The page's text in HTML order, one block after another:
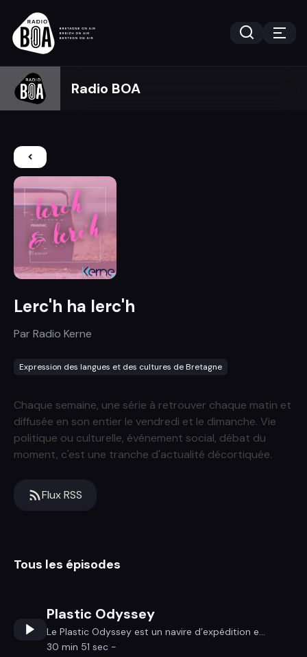
Radio BOA
Lerc'h ha lerc'h
ParRadio Kerne
Expression des langues et des cultures de Bretagne
Chaque semaine, une série à retrouver chaque matin et
diffusée en son entier le vendredi et le dimanche. Vie
politique ou culturelle, événement social, débat du
moment, c'est une tranche d'actualité décortiquée.
Flux RSS
Tous les épisodes
Plastic Odyssey
Le Plastic Odyssey est un navire d’expédition e...
30 min 51 sec -